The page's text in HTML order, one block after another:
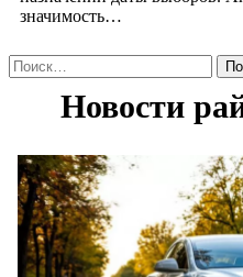
значимость…
Найти: